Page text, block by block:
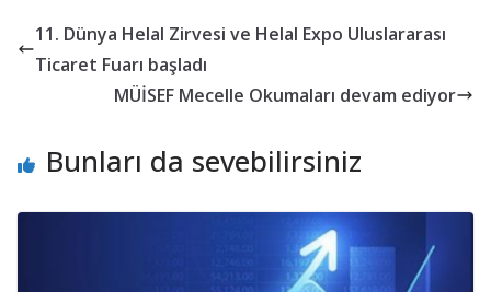
11. Dünya Helal Zirvesi ve Helal Expo Uluslararası
Ticaret Fuarı başladı
MÜİSEF Mecelle Okumaları devam ediyor
Bunları da sevebilirsiniz